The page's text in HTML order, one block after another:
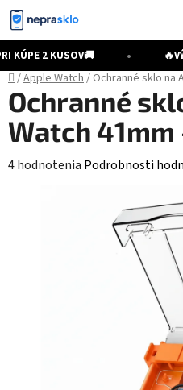
Prejsť
na
obsah
KÚPE 2 KUSOV🚚 🔥
Domov
/Apple Watch/ Ochranné sklo na
Ochranné
Watch
Priemerné
4 hodnotenia Podrobnosti